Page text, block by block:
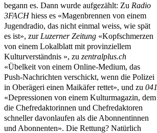
begann es. Dann wurde aufgezählt: Zu Radio
3FACHhiess es «Magenbrennen von einem
Jugendradio, das nicht einmal weiss, wie spät
es ist», zur Luzerner Zeitung «Kopfschmerzen
von einem Lokalblatt mit provinziellem
Kulturverständnis », zu zentralplus.ch
«Übelkeit von einem Online-Medium, das
Push-Nachrichten verschickt, wenn die Polizei
in Oberägeri einen Maikäfer rettet», und zu 041
«Depressionen von einem Kulturmagazin, dem
die Chefredaktorinnen und Chefredaktoren
schneller davonlaufen als die Abonnentinnen
und Abonnenten». Die Rettung? Natürlich